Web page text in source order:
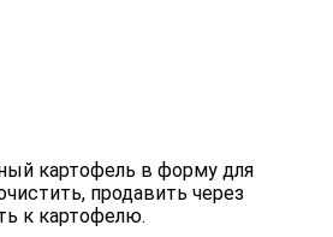
картофель в форму для
продавить через
к картофелю.